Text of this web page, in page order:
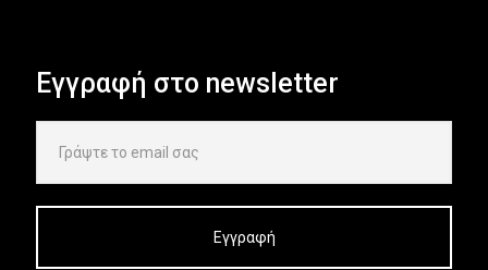
Εγγραφή στο newsletter